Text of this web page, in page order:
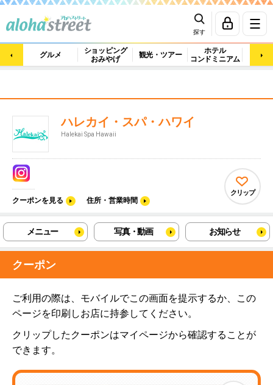
探す
グルメ
ショッピング
おみやげ
観光・ツアー
ホテル
コンドミニアム
マッ
ハレカイ・スパ・ハワイ
Halekai Spa Hawaii
クーポンを見る 住所・営業時間
クリップ
メニュー 写真・動画 お知らせ
クーポン
ご利用の際は、モバイルでこの画面を提示するか、この
ページを印刷しお店に持参してください。
クリップしたクーポンはマイページから確認することが
できます。